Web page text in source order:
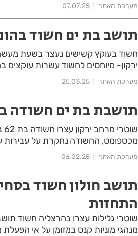
מערכת האתר 07.07.25
תושב בת ים חשוד
חשוד בעוקץ קשישים נעצר בשעת
ירקון- מיוחסים לחשוד עשרות
מערכת האתר 25.03.25
תושבת בת ים חשודה
מכספומט, החשודה נחקרת על עבירות
מערכת האתר 06.02.25
תושב חולון חשוד
התחזות
שוטרי גלילות עצרו בהרצליה חשוד
מנהגי מוניות קנס במזומן על אי